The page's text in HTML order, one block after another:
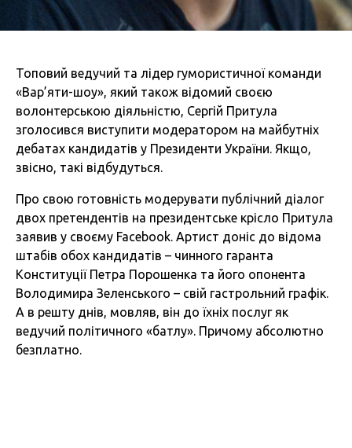
Топовий ведучий та лідер гумористичної команди
«Вар’яти-шоу», який також відомий своєю
волонтерською діяльністю, Сергій Притула
зголосився виступити модератором на майбутніх
дебатах кандидатів у Президенти України. Якщо,
звісно, такі відбудуться.
Про свою готовність модерувати публічний діалог
двох претендентів на президентське крісло Притула
заявив у своєму Facebook. Артист доніс до відома
штабів обох кандидатів – чинного гаранта
Конституції Петра Порошенка та його опонента
Володимира Зеленського – свій гастрольний графік.
А в решту днів, мовляв, він до їхніх послуг як
ведучий політичного «батлу». Причому абсолютно
безплатно.